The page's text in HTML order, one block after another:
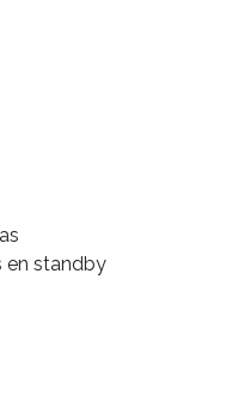
en standby